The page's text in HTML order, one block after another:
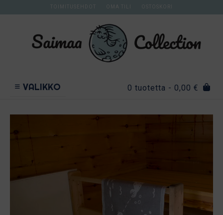
to
OMA TILI OSTOSKORI
VALIKKO 0 tuotetta - 0,00 €